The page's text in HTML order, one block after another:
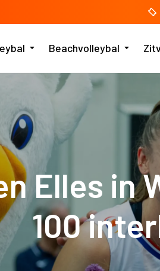
Beachvolleybal
Elles in
100